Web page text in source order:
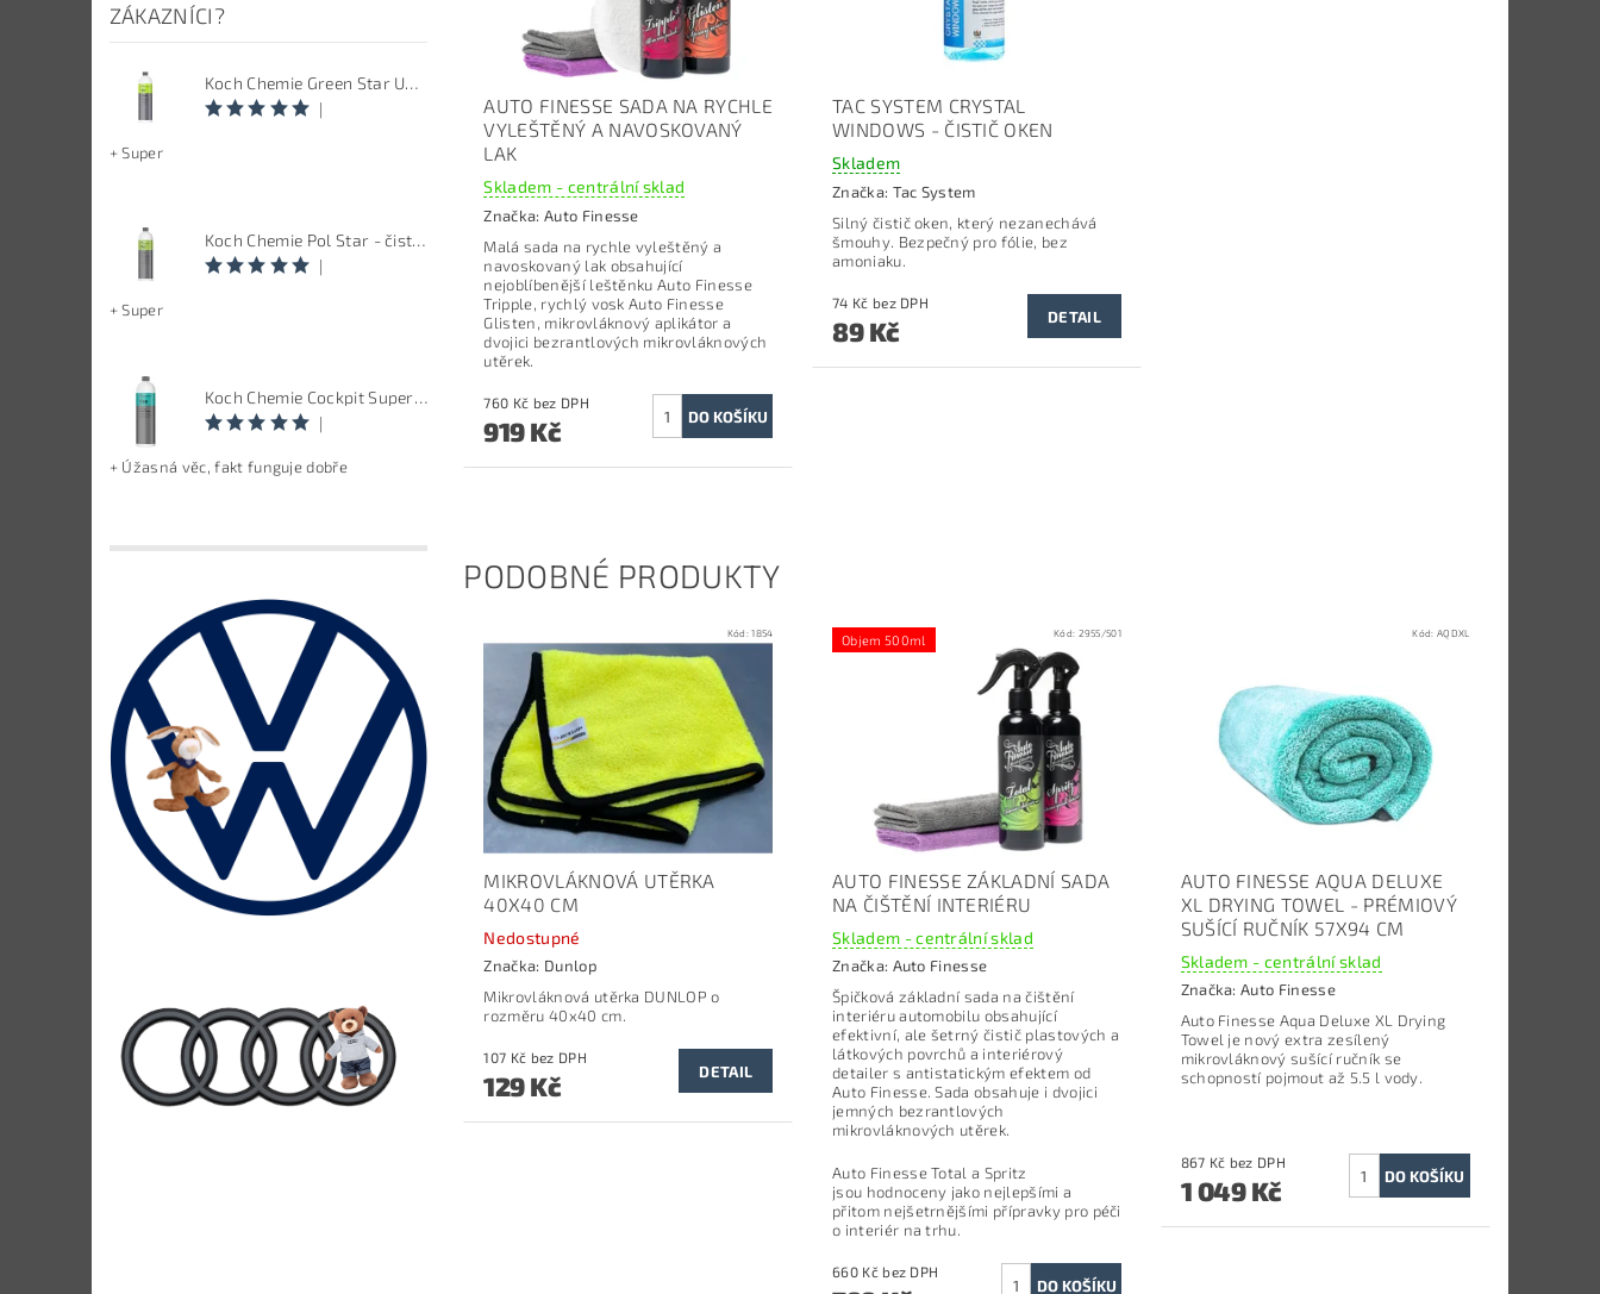
ZÁKAZNÍCI?
Koch Chemie Green Star Univerzal - Univerzální čistič
|
+ Super
Koch Chemie Pol Star - čistič kůže, textilu a alcantary, objem 1 L
|
+ Super
Koch Chemie Cockpit Super Pflege - ošetření vnitřních plastů, objem: 1 L
|
+ Úžasná věc, fakt funguje dobře
AUTO FINESSE SADA NA RYCHLE
VYLEŠTĚNÝ A NAVOSKOVANÝ
LAK
Skladem - centrální sklad
Značka: Auto Finesse
Malá sada na rychle vyleštěný a
navoskovaný lak obsahující
nejoblíbenější leštěnku Auto Finesse
Tripple, rychlý vosk Auto Finesse
Glisten, mikrovláknový aplikátor a
dvojici bezrantlových mikrovláknových
utěrek.
760 Kč bez DPH
919 Kč
TAC SYSTEM CRYSTAL
WINDOWS - ČISTIČ OKEN
Skladem
Značka: Tac System
Silný čistič oken, který nezanechává
šmouhy. Bezpečný pro fólie, bez
amoniaku.
74 Kč bez DPH
89 Kč DETAIL
PODOBNÉ PRODUKTY
Kód:1854
MIKROVLÁKNOVÁ UTĚRKA
40X40 CM
Nedostupné
Značka: Dunlop
Mikrovláknová utěrka DUNLOP o
rozměru 40x40 cm.
107 Kč bez DPH
129 Kč DETAIL
Objem 500ml Kód: 2955/501
AUTO FINESSE ZÁKLADNÍ SADA
NA ČIŠTĚNÍ INTERIÉRU
Skladem - centrální sklad
Značka: Auto Finesse
Špičková základní sada na čištění
interiéru automobilu obsahující
efektivní, ale šetrný čistič plastových a
látkových povrchů a interiérový
detailer s antistatickým efektem od
Auto Finesse. Sada obsahuje i dvojici
jemných bezrantlových
mikrovláknových utěrek.
Auto Finesse Total a Spritz
jsou hodnoceny jako nejlepšími a
přitom nejšetrnějšími přípravky pro péči
o interiér na trhu.
660 Kč bez DPH
Kód:AQDXL
AUTO FINESSE AQUA DELUXE
XL DRYING TOWEL - PRÉMIOVÝ
SUŠÍCÍ RUČNÍK 57X94 CM
Skladem - centrální sklad
Značka:Auto Finesse
Auto Finesse Aqua Deluxe XL Drying
Towel je nový extra zesílený
mikrovláknový sušící ručník se
schopností pojmout až 5.5 l vody.
867 Kč bez DPH
1 049 Kč